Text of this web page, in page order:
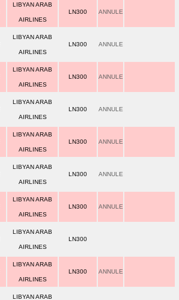
LIBYAN ARAB
AIRLINES
LN300 ANNULE
LIBYAN ARAB
AIRLINES
LN300 ANNULE
LIBYAN ARAB
AIRLINES
LN300 ANNULE
LIBYAN ARAB
AIRLINES
LN300 ANNULE
LIBYAN ARAB
AIRLINES
LN300 ANNULE
LIBYAN ARAB
AIRLINES
LN300 ANNULE
LIBYAN ARAB
AIRLINES
LN300 ANNULE
LIBYAN ARAB
AIRLINES
LN300
LIBYAN ARAB
AIRLINES
LN300 ANNULE
LIBYAN ARAB